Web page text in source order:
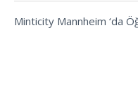
Minticity Mannheim ‘da